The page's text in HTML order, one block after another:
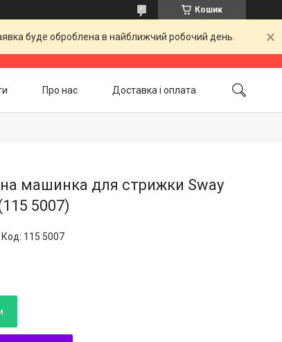
Кошик
буде оброблена в найближчий робочий день.
Про нас Доставка і оплата
машинка для стрижки Sway
5007)
Код: 115 5007